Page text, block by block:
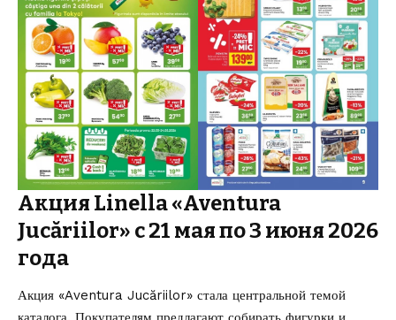
Акция Linella «Aventura
Jucăriilor» с 21 мая по 3 июня 2026
года
Акция «Aventura Jucăriilor» стала центральной темой